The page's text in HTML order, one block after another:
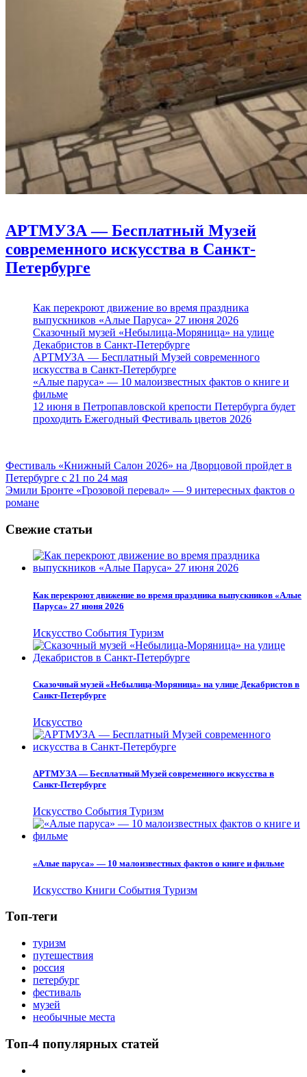
АРТМУЗА — Бесплатный Музей
современного искусства в Санкт-
Петербурге
Как перекроют движение во время праздника
выпускников «Алые Паруса» 27 июня 2026
Сказочный музей «Небылица-Моряница» на улице
Декабристов в Санкт-Петербурге
АРТМУЗА — Бесплатный Музей современного
искусства в Санкт-Петербурге
«Алые паруса» — 10 малоизвестных фактов о книге и
фильме
12 июня в Петропавловской крепости Петербурга будет
проходить Ежегодный Фестиваль цветов 2026
Навигация
по
записям
Фестиваль «Книжный Салон 2026» на Дворцовой пройдет в
Петербурге с 21 по 24 мая
Эмили Бронте «Грозовой перевал» — 9 интересных фактов о
романе
Свежие статьи
Как перекроют движение во время праздника выпускников «Алые
Паруса» 27 июня 2026
Искусство События Туризм
Сказочный музей «Небылица-Моряница» на улице Декабристов в
Санкт-Петербурге
Искусство
АРТМУЗА — Бесплатный Музей современного искусства в
Санкт-Петербурге
Искусство События Туризм
«Алые паруса» — 10 малоизвестных фактов о книге и фильме
Искусство Книги События Туризм
Топ-теги
туризм
путешествия
россия
петербург
фестиваль
музей
необычные места
Топ-4 популярных статей